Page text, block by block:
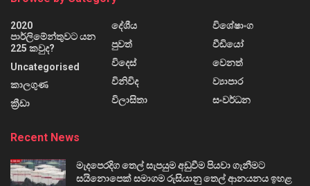
2020
පාර්ලිමේන්තුවට යන
225 කවුද?
Uncategorised
කාලගුණ
ක්‍රීඩා
දේශීය
පුවත්
විදෙස්
විනිවිද
විලාසිතා
විශේෂාංග
වීඩියෝ
වෙනත්
ව්‍යාපාර
සංවර්ධන
Recent News
මැදපෙරදිග තෙල් සැපයුම අඩුවීම පියවා ගැනීමට
සයිනොපෙක් සමාගම රුසියානු තෙල් ආනයනය ඉහළ